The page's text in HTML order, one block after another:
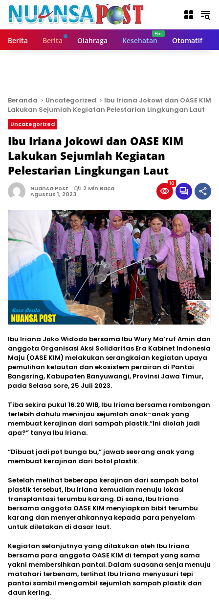
Berita Berita Olahraga Kesehatan Otomatif
Beranda Uncategorized
Ibu Iriana Jokowi dan OASE KIM
Lakukan Sejumlah Kegiatan Pelestarian Lingkungan Laut
Uncategorized
Ibu Iriana Jokowi dan OASE KIM
Lakukan Sejumlah Kegiatan
Pelestarian Lingkungan Laut
Nuansa Post 2 Min Baca
Agustus 1, 2023
10
Ibu Iriana Joko Widodo bersama Ibu Wury Ma’ruf Amin dan
anggota Organisasi Aksi Solidaritas Era Kabinet Indonesia
Maju (OASE KIM) melakukan serangkaian kegiatan upaya
pemulihan kelautan dan ekosistem perairan di Pantai
Bangsring, Kabupaten Banyuwangi, Provinsi Jawa Timur,
pada Selasa sore, 25 Juli 2023.
Tiba sekira pukul 16.20 WIB, Ibu Iriana bersama rombongan
terlebih dahulu meninjau sejumlah anak-anak yang
membuat kerajinan dari sampah plastik.“Ini diolah jadi
apa?” tanya Ibu Iriana.
“Dibuat jadi pot bunga bu,” jawab seorang anak yang
membuat kerajinan dari botol plastik.
Setelah melihat beberapa kerajinan dari sampah botol
plastik tersebut, Ibu Iriana kemudian menuju lokasi
transplantasi terumbu karang. Di sana, Ibu Iriana
bersama anggota OASE KIM menyiapkan bibit terumbu
karang dan menyerahkannya kepada para penyelam
untuk diletakan di dasar laut.
Kegiatan selanjutnya yang dilakukan oleh Ibu Iriana
bersama para anggota OASE KIM di tempat yang sama
yakni membersihkan pantai. Dalam suasana senja menuju
matahari terbenam, terlihat Ibu Iriana menyusuri tepi
pantai sambil mengambil sejumlah sampah plastik dan
daun kering.